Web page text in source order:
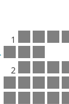
1
2